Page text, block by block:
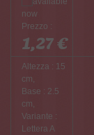
Prezzo :
1,27 €
Altezza : 15
cm,
Base : 2.5
cm,
Variante :
Lettera A